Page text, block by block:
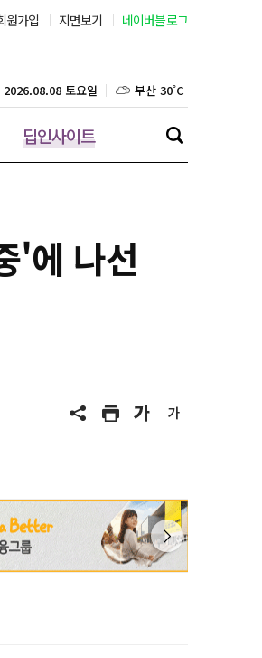
원가입 지면보기 네이버블로그
딥인사이트
2026.08.08 토요일 대구 33˚C
인천 33˚C
울산 31˚C
'에 나선